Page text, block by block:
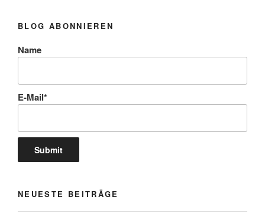
BLOG ABONNIEREN
Name
E-Mail*
NEUESTE BEITRÄGE